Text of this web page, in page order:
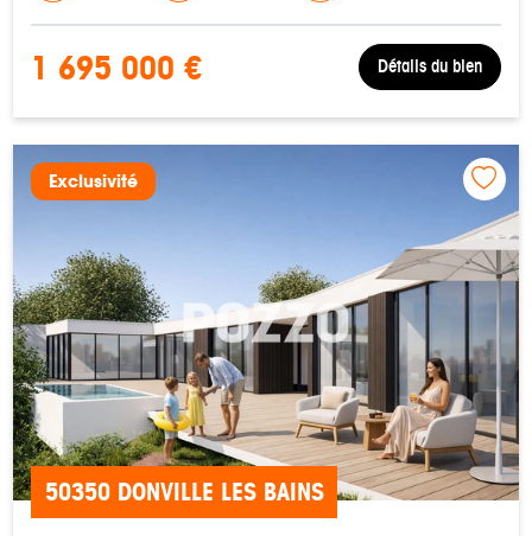
1 695 000 € Détails du bien
Exclusivité
50350 DONVILLE LES BAINS